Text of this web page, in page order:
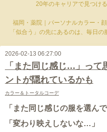
20年のキャリアで見つけ
福岡・薬院｜パーソナルカラー・
「似合う」の先にあるのは、毎日
2026-02-13 06:27:00
「また同じ感じ…」って
ントが隠れているかも
カラー＆トータルコーデ
「また同じ感じの服を選ん
「変わり映えしないな…」